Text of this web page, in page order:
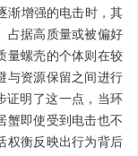
渐增强的电击时，其
占据高质量或被偏好
量螺壳的个体则在较
与资源保留之间进行
证明了这一点，当环
蟹即使受到电击也不
权衡反映出行为背后